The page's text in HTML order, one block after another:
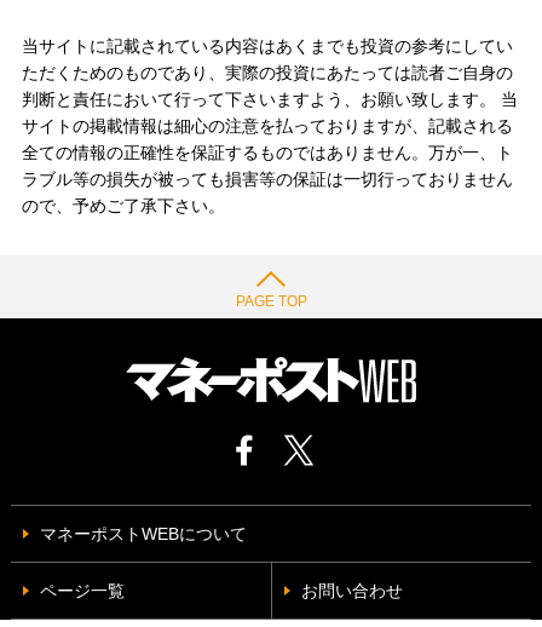
当サイトに記載されている内容はあくまでも投資の参考にしてい
ただくためのものであり、実際の投資にあたっては読者ご自身の
判断と責任において行って下さいますよう、お願い致します。 当
サイトの掲載情報は細心の注意を払っておりますが、記載される
全ての情報の正確性を保証するものではありません。万が一、ト
ラブル等の損失が被っても損害等の保証は一切行っておりません
ので、予めご了承下さい。
PAGE TOP
マネーポストWEBについて
ページ一覧 お問い合わせ